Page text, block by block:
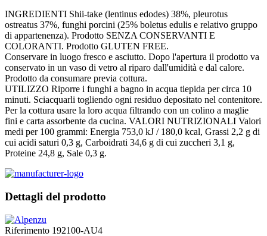
INGREDIENTI Shii-take (lentinus edodes) 38%, pleurotus
ostreatus 37%, funghi porcini (25% boletus edulis e relativo gruppo
di appartenenza). Prodotto SENZA CONSERVANTI E
COLORANTI. Prodotto GLUTEN FREE.
Conservare in luogo fresco e asciutto. Dopo l'apertura il prodotto va
conservato in un vaso di vetro al riparo dall'umidità e dal calore.
Prodotto da consumare previa cottura.
UTILIZZO Riporre i funghi a bagno in acqua tiepida per circa 10
minuti. Sciacquarli togliendo ogni residuo depositato nel contenitore.
Per la cottura usare la loro acqua filtrando con un colino a maglie
fini e carta assorbente da cucina. VALORI NUTRIZIONALI Valori
medi per 100 grammi: Energia 753,0 kJ / 180,0 kcal, Grassi 2,2 g di
cui acidi saturi 0,3 g, Carboidrati 34,6 g di cui zuccheri 3,1 g,
Proteine 24,8 g, Sale 0,3 g.
Dettagli del prodotto
Riferimento 192100-AU4